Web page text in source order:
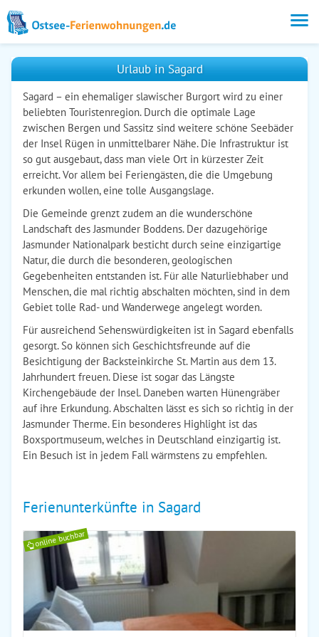
Urlaub in Sagard
Sagard – ein ehemaliger slawischer Burgort wird zu einer
beliebten Touristenregion. Durch die optimale Lage
zwischen Bergen und Sassitz sind weitere schöne Seebäder
der Insel Rügen in unmittelbarer Nähe. Die Infrastruktur ist
so gut ausgebaut, dass man viele Ort in kürzester Zeit
erreicht. Vor allem bei Feriengästen, die die Umgebung
erkunden wollen, eine tolle Ausgangslage.
Die Gemeinde grenzt zudem an die wunderschöne
Landschaft des Jasmunder Boddens. Der dazugehörige
Jasmunder Nationalpark besticht durch seine einzigartige
Natur, die durch die besonderen, geologischen
Gegebenheiten entstanden ist. Für alle Naturliebhaber und
Menschen, die mal richtig abschalten möchten, sind in dem
Gebiet tolle Rad- und Wanderwege angelegt worden.
Für ausreichend Sehenswürdigkeiten ist in Sagard ebenfalls
gesorgt. So können sich Geschichtsfreunde auf die
Besichtigung der Backsteinkirche St. Martin aus dem 13.
Jahrhundert freuen. Diese ist sogar das Längste
Kirchengebäude der Insel. Daneben warten Hünengräber
auf ihre Erkundung. Abschalten lässt es sich so richtig in der
Jasmunder Therme. Ein besonderes Highlight ist das
Boxsportmuseum, welches in Deutschland einzigartig ist.
Ein Besuch ist in jedem Fall wärmstens zu empfehlen.
Ferienunterkünfte in Sagard
online buchbar